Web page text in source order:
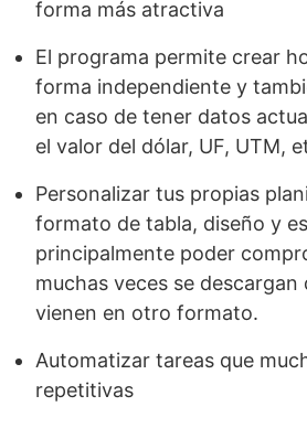
forma más atractiva
El programa permite crear
forma independiente y
en caso de tener datos
el valor del dólar, UF, UTM,
Personalizar tus propias
formato de tabla, diseño y
principalmente poder
muchas veces se
vienen en otro formato.
Automatizar tareas que
repetitivas